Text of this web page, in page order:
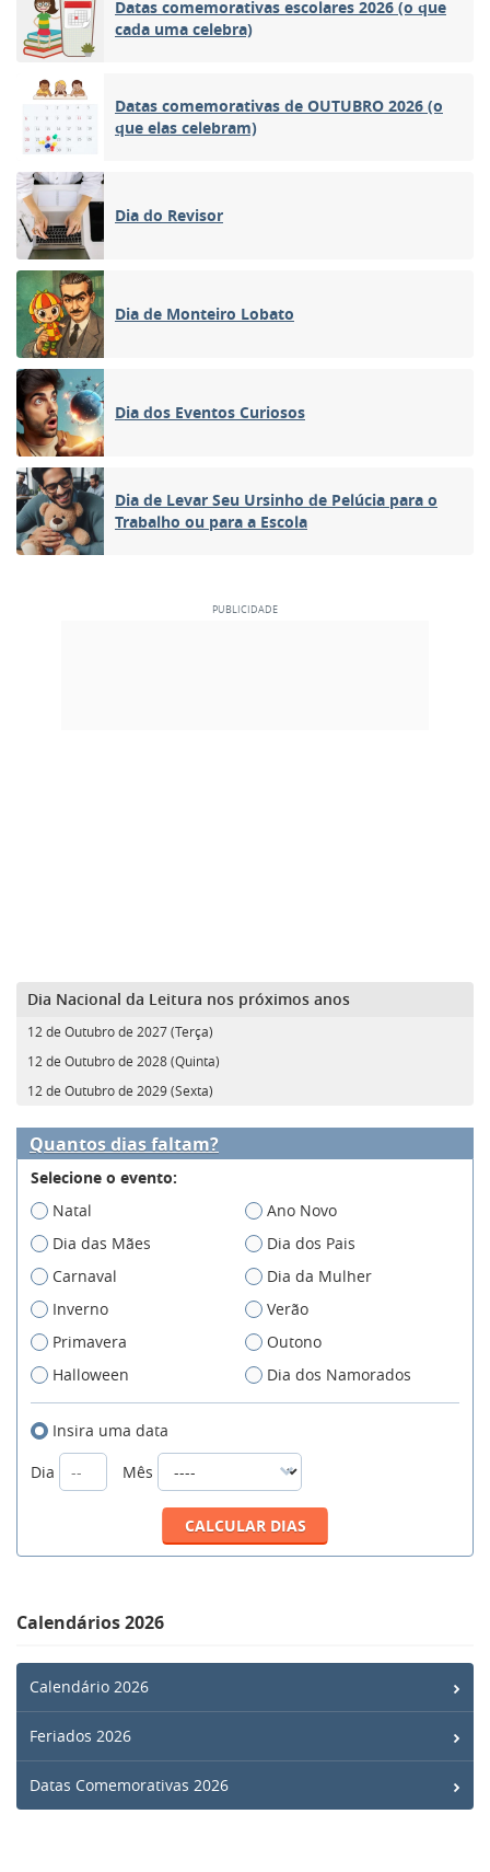
Datas comemorativas escolares 2026 (o que
cada uma celebra)
Datas comemorativas de OUTUBRO 2026 (o
que elas celebram)
Dia do Revisor
Dia de Monteiro Lobato
Dia dos Eventos Curiosos
Dia de Levar Seu Ursinho de Pelúcia para o
Trabalho ou para a Escola
Dia Nacional da Leitura nos próximos anos
12 de Outubro de 2027 (Terça)
12 de Outubro de 2028 (Quinta)
12 de Outubro de 2029 (Sexta)
Quantos dias faltam?
Selecione o evento:
Natal
Ano Novo
Dia das Mães
Dia dos Pais
Carnaval
Dia da Mulher
Inverno
Verão
Primavera
Outono
Halloween
Dia dos Namorados
Insira uma data
Dia
Mês
Calendários 2026
Calendário 2026
Feriados 2026
Datas Comemorativas 2026